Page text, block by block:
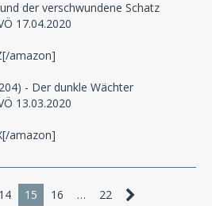
der verschwundene Schatz
17.04.2020
amazon]
- Der dunkle Wächter
13.03.2020
amazon]
14 15 16 … 22